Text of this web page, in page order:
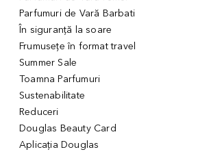
Parfumuri de Vară Barbati
În siguranță la soare
Frumusețe în format travel
Summer Sale
Toamna Parfumuri
Sustenabilitate
Reduceri
Douglas Beauty Card
Aplicația Douglas